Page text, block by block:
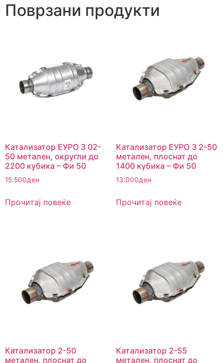
Поврзани продукти
Катализатор ЕУРО 3 02-
50 метален, округли до
2200 кубика – Фи 50
15.500ден
Прочитај повеќе
Катализатор ЕУРО 3 2-50
метален, плоснат до
1400 кубика – Фи 50
13.000ден
Прочитај повеќе
Катализатор 2-50
метален, плоснат до
Катализатор 2-55
метален, плоснат до